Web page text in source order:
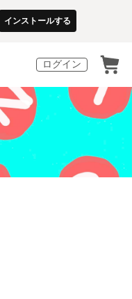
インストールする
ログイン